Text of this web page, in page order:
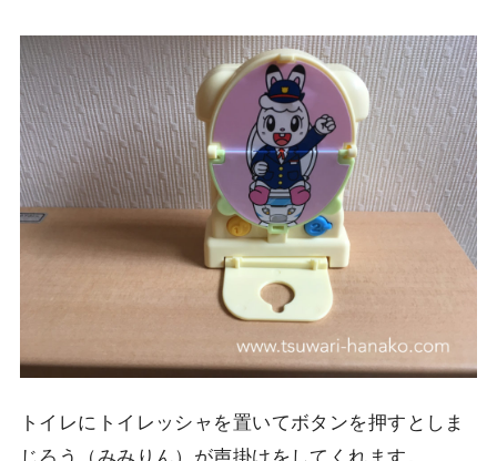
トイレにトイレッシャを置いてボタンを押すとしま
じろう（みみりん）が声掛けをしてくれます。